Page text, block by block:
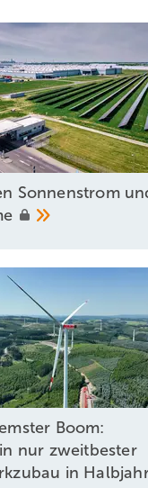
Ausfall durch
Sonnenstrom
Boom:
nur zweitbester
in